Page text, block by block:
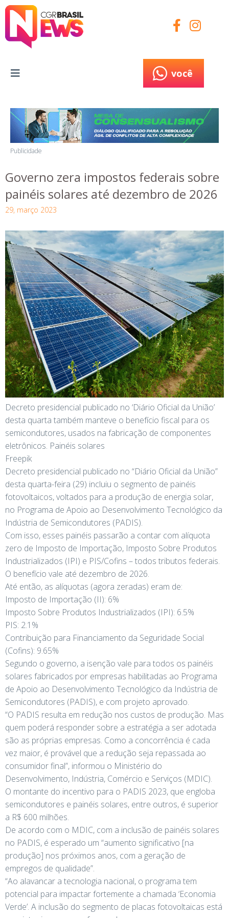
você
Publicidade
Governo zera impostos federais sobre
painéis solares até dezembro de 2026
29, março 2023
Decreto presidencial publicado no ‘Diário Oficial da União’
desta quarta também manteve o benefício fiscal para os
semicondutores, usados na fabricação de componentes
eletrônicos. Painéis solares
Freepik
Decreto presidencial publicado no “Diário Oficial da União”
desta quarta-feira (29) incluiu o segmento de painéis
fotovoltaicos, voltados para a produção de energia solar,
no Programa de Apoio ao Desenvolvimento Tecnológico da
Indústria de Semicondutores (PADIS).
Com isso, esses painéis passarão a contar com alíquota
zero de Imposto de Importação, Imposto Sobre Produtos
Industrializados (IPI) e PIS/Cofins – todos tributos federais.
O benefício vale até dezembro de 2026.
Até então, as alíquotas (agora zeradas) eram de:
Imposto de Importação (II): 6%
Imposto Sobre Produtos Industrializados (IPI): 6.5%
PIS: 2.1%
Contribuição para Financiamento da Seguridade Social
(Cofins): 9.65%
Segundo o governo, a isenção vale para todos os painéis
solares fabricados por empresas habilitadas ao Programa
de Apoio ao Desenvolvimento Tecnológico da Indústria de
Semicondutores (PADIS), e com projeto aprovado.
“O PADIS resulta em redução nos custos de produção. Mas
quem poderá responder sobre a estratégia a ser adotada
são as próprias empresas. Como a concorrência é cada
vez maior, é provável que a redução seja repassada ao
consumidor final”, informou o Ministério do
Desenvolvimento, Indústria, Comércio e Serviços (MDIC).
O montante do incentivo para o PADIS 2023, que engloba
semicondutores e painéis solares, entre outros, é superior
a R$ 600 milhões.
De acordo com o MDIC, com a inclusão de painéis solares
no PADIS, é esperado um “aumento significativo [na
produção] nos próximos anos, com a geração de
empregos de qualidade”.
“Ao alavancar a tecnologia nacional, o programa tem
potencial para impactar fortemente a chamada ‘Economia
Verde’. A inclusão do segmento de placas fotovoltaicas está